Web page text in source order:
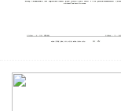
一步拉满对战的博
总的来说，这次参
氛还是游戏本身的